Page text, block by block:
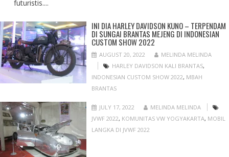
futuristis....
INI DIA HARLEY DAVIDSON KUNO – TERPENDAM
DI SUNGAI BRANTAS MEJENG DI INDONESIAN
CUSTOM SHOW 2022
AUGUST 20, 2022
MELINDA MELINDA
HARLEY DAVIDSON KALI BRANTAS,
INDONESIAN CUSTOM SHOW 2022, MBAH
BRANTAS
JULY 17, 2022
MELINDA MELINDA
JVWF 2022, KOMUNITAS VW YOGYAKARTA, MOBIL
LANGKA DI JVWF 2022